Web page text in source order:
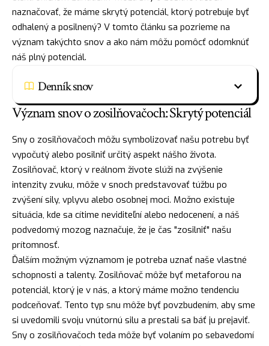
naznačovať, že máme skrytý potenciál, ktorý potrebuje byť
odhalený a posilnený? V tomto článku sa pozrieme na
význam takýchto snov a ako nám môžu pomôcť odomknúť
náš plný potenciál.
Denník snov
Význam snov o zosilňovačoch: Skrytý potenciál
Sny o zosilňovačoch môžu symbolizovať našu potrebu byť
vypočutý alebo posilniť určitý aspekt nášho života.
Zosilňovač, ktorý v reálnom živote slúži na zvýšenie
intenzity zvuku, môže v snoch predstavovať túžbu po
zvýšení sily, vplyvu alebo osobnej moci. Možno existuje
situácia, kde sa cítime neviditeľní alebo nedocenení, a náš
podvedomý mozog naznačuje, že je čas "zosilniť" našu
prítomnosť.
Ďalším možným významom je potreba uznať naše vlastné
schopnosti a talenty. Zosilňovač môže byť metaforou na
potenciál, ktorý je v nás, a ktorý máme možno tendenciu
podceňovať. Tento typ snu môže byť povzbudením, aby sme
si uvedomili svoju vnútornú silu a prestali sa báť ju prejaviť.
Sny o zosilňovačoch teda môže byť volaním po sebavedomí